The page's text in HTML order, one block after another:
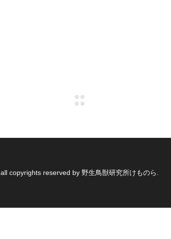
all copyrights reserved by 野生鳥獣研究所けものら.